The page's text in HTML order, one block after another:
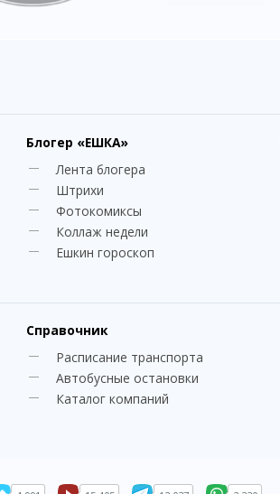
Блогер «ЕШКА»
Лента блогера
Штрихи
Фотокомиксы
Коллаж недели
Ешкин гороскоп
Справочник
Расписание транспорта
Автобусные остановки
Каталог компаний